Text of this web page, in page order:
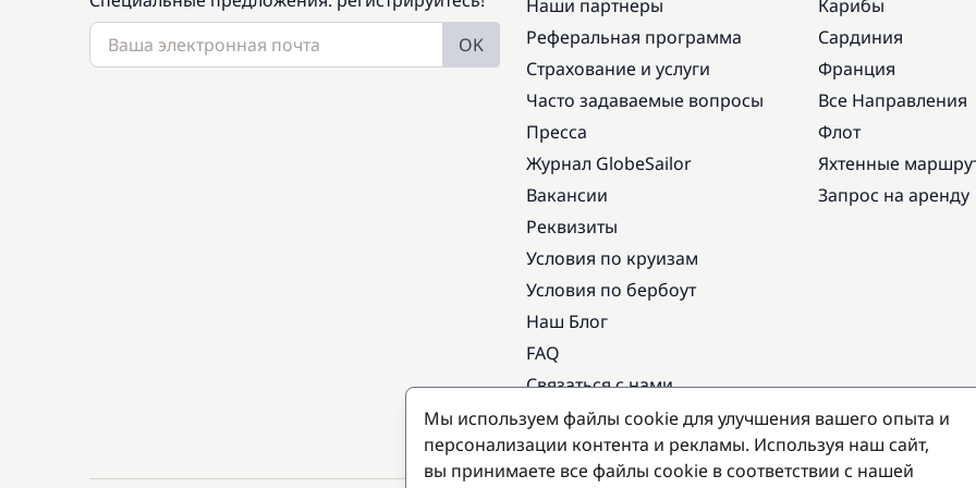
OK
Наши партнеры
Реферальная программа
Страхование и услуги
Часто задаваемые вопросы
Пресса
Журнал GlobeSailor
Вакансии
Реквизиты
Условия по круизам
Условия по бербоут
Наш Блог
FAQ
Связаться с нами
Карибы
Сардиния
Франция
Все Направления
Флот
Яхтенные
Запрос на аренду
Популярные направления
Мы используем файлы cookie для улучшения вашего опыта и
персонализации контента и рекламы. Используя наш сайт,
вы принимаете все файлы cookie в соответствии с нашей